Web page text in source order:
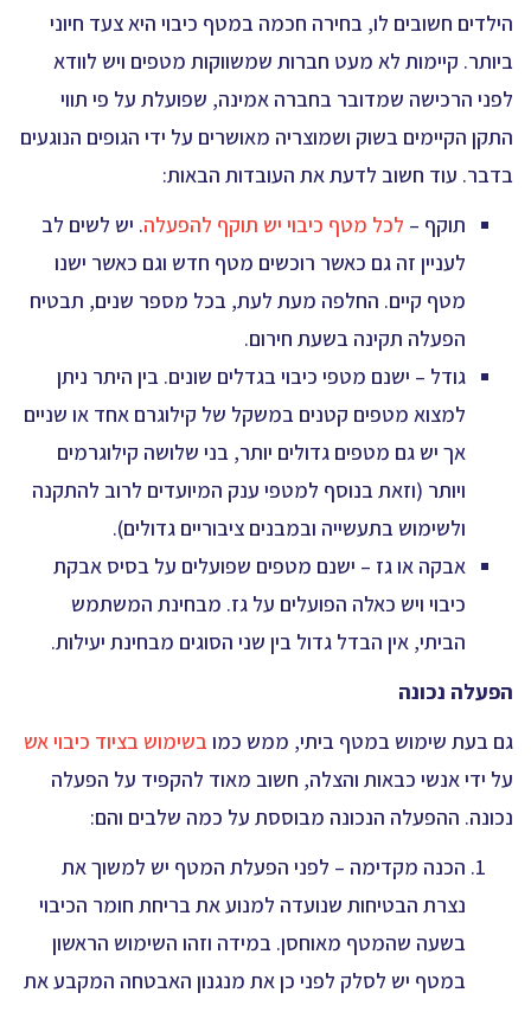
הילדים חשובים לו, בחירה חכמה במטף כיבוי היא צעד חיוני
ביותר. קיימות לא מעט חברות שמשווקות מטפים ויש לוודא
לפני הרכישה שמדובר בחברה אמינה, שפועלת על פי תווי
התקן הקיימים בשוק ושמוצריה מאושרים על ידי הגופים הנוגעים
בדבר. עוד חשוב לדעת את העובדות הבאות:
תוקף – לכל מטף כיבוי יש תוקף להפעלה. יש לשים לב
לעניין זה גם כאשר רוכשים מטף חדש וגם כאשר ישנו
מטף קיים. החלפה מעת לעת, בכל מספר שנים, תבטיח
הפעלה תקינה בשעת חירום.
גודל – ישנם מטפי כיבוי בגדלים שונים. בין היתר ניתן
למצוא מטפים קטנים במשקל של קילוגרם אחד או שניים
אך יש גם מטפים גדולים יותר, בני שלושה קילוגרמים
ויותר (וזאת בנוסף למטפי ענק המיועדים לרוב להתקנה
ולשימוש בתעשייה ובמבנים ציבוריים גדולים).
אבקה או גז – ישנם מטפים שפועלים על בסיס אבקת
כיבוי ויש כאלה הפועלים על גז. מבחינת המשתמש
הביתי, אין הבדל גדול בין שני הסוגים מבחינת יעילות.
הפעלה נכונה
גם בעת שימוש במטף ביתי, ממש כמו בשימוש בציוד כיבוי אש
על ידי אנשי כבאות והצלה, חשוב מאוד להקפיד על הפעלה
נכונה. ההפעלה הנכונה מבוססת על כמה שלבים והם:
הכנה מקדימה – לפני הפעלת המטף יש למשוך את
נצרת הבטיחות שנועדה למנוע את בריחת חומר הכיבוי
בשעה שהמטף מאוחסן. במידה וזהו השימוש הראשון
במטף יש לסלק לפני כן את מנגנון האבטחה המקבע את